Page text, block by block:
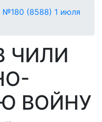
№180 (8588) 1 июля
ЧИЛИ
ВОЙНУ